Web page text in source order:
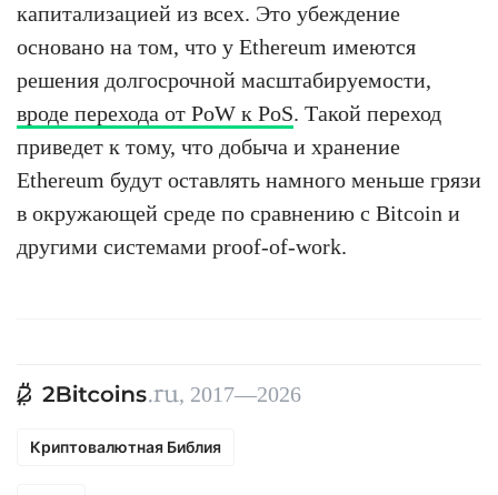
капитализацией из всех. Это убеждение
основано на том, что у Ethereum имеются
решения долгосрочной масштабируемости,
вроде перехода от PoW к PoS. Такой переход
приведет к тому, что добыча и хранение
Ethereum будут оставлять намного меньше грязи
в окружающей среде по сравнению с Bitcoin и
другими системами proof-of-work.
, 2017—2026
Криптовалютная Библия